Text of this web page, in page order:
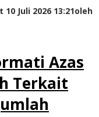
10 Juli 2026 13:21oleh
Azas
Terkait